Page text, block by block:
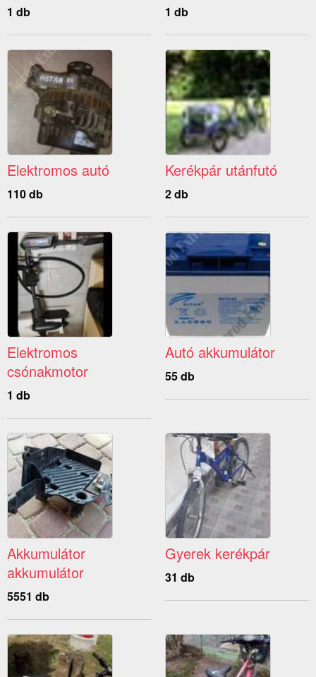
1 db 1 db
Elektromos autó
110 db
Kerékpár utánfutó
2 db
Elektromos
csónakmotor
1 db
Autó akkumulátor
55 db
Akkumulátor
akkumulátor
5551 db
Gyerek kerékpár
31 db